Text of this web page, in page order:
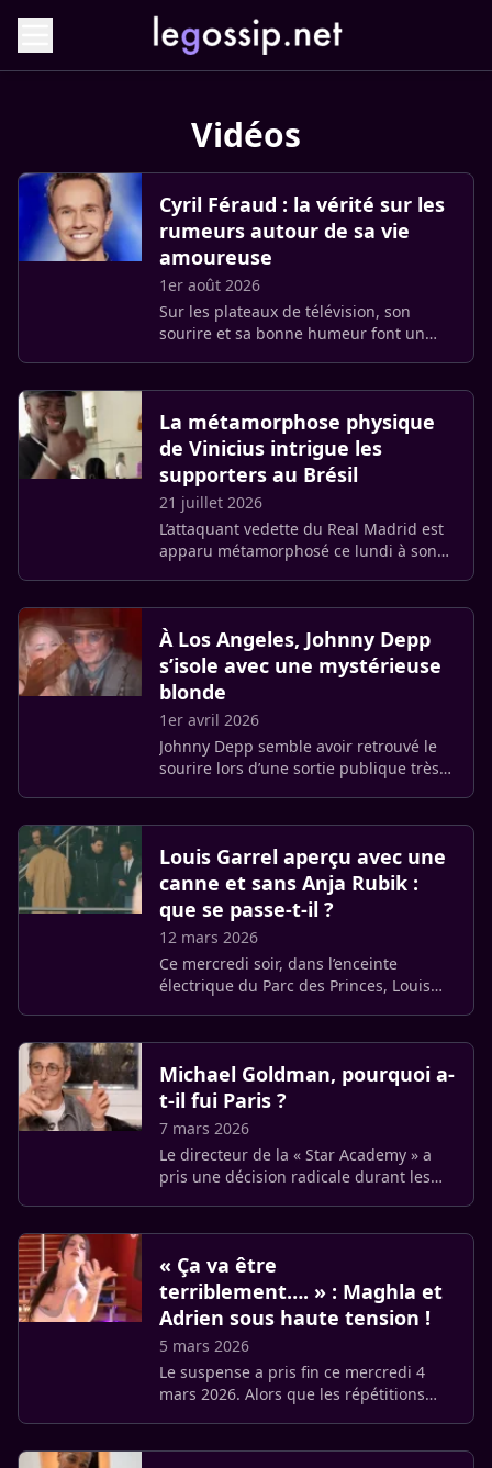
Vidéos
Cyril Féraud : la vérité sur les
rumeurs autour de sa vie
amoureuse
1er août 2026
Sur les plateaux de télévision, son
sourire et sa bonne humeur font un
La métamorphose physique
de Vinicius intrigue les
supporters au Brésil
21 juillet 2026
L’attaquant vedette du Real Madrid est
apparu métamorphosé ce lundi à son
À Los Angeles, Johnny Depp
s’isole avec une mystérieuse
blonde
1er avril 2026
Johnny Depp semble avoir retrouvé le
sourire lors d’une sortie publique très
Louis Garrel aperçu avec une
canne et sans Anja Rubik :
que se passe-t-il ?
12 mars 2026
Ce mercredi soir, dans l’enceinte
électrique du Parc des Princes, Louis
Michael Goldman, pourquoi a-
t-il fui Paris ?
7 mars 2026
Le directeur de la « Star Academy » a
pris une décision radicale durant les
« Ça va être
terriblement…. » : Maghla et
Adrien sous haute tension !
5 mars 2026
Le suspense a pris fin ce mercredi 4
mars 2026. Alors que les répétitions